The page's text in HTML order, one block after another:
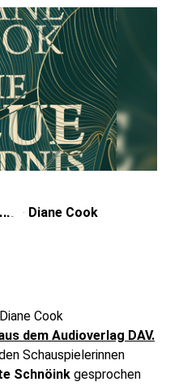
- Diane Cook
Cook
dem Audioverlag DAV.
Schauspielerinnen
Schnöink gesprochen